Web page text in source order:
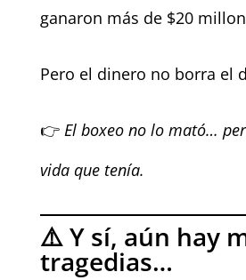
ganaron más de $20
Pero el dinero no borra el
👉 El boxeo no lo mató…
vida que tenía.
⚠️ Y sí, aún hay
tragedias…